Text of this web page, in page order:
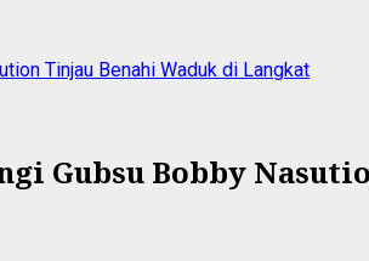
Tinjau Benahi Waduk di Langkat
Gubsu Bobby